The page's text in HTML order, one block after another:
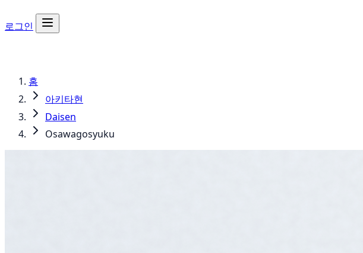
로그인
홈
아키타현
Daisen
Osawagosyuku